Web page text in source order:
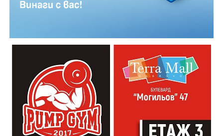
които свират на китара, да се включат – независимо
от професионалното им ниво. Събитието е различно
– то не е концерт, а споделено преживяване, в което
всеки участва по свой начин. Няма сцена или
официална програма, няма предварително обявени
изпълнители и разделение между публика и
артисти. Всеки е добре дошъл да пее, свири или
просто да преживее звездопад, изпълнен с музика,